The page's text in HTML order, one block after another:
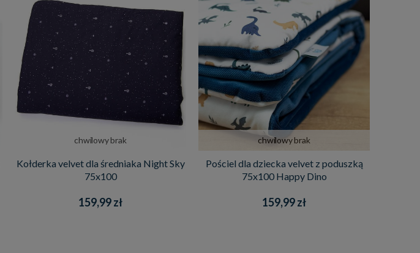
chwilowy brak
Kołderka velvet dla średniaka Night Sky
75x100
159,99 zł
chwilowy brak
Pościel dla dziecka velvet z poduszką
75x100 Happy Dino
159,99 zł